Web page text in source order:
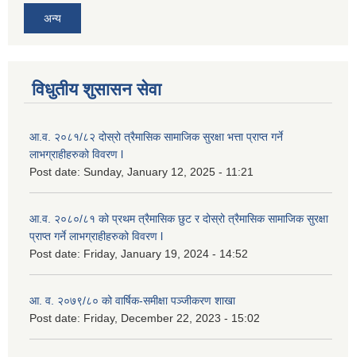
अन्य
विधुतीय शुसासन सेवा
आ.व. २०८१/८२ दोस्रो त्रैमासिक सामाजिक सुरक्षा भत्ता प्राप्त गर्ने
लाभग्राहीहरुको विवरण l
Post date: Sunday, January 12, 2025 - 11:21
आ.व. २०८०/८१ को प्रथम त्रैमासिक छुट र दोस्रो त्रैमासिक सामाजिक सुरक्षा
प्राप्त गर्ने लाभग्राहीहरुको विवरण l
Post date: Friday, January 19, 2024 - 14:52
आ. व. २०७९/८० को वार्षिक-समीक्षा पञ्जीकरण शाखा
Post date: Friday, December 22, 2023 - 15:02